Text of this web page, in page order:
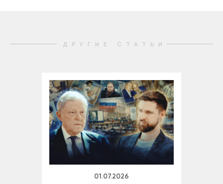
ДРУГИЕ СТАТЬИ
01.07.2026